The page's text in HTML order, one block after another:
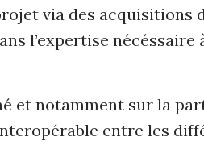
via des acquisitions
l’expertise nécéssaire
et notamment sur la
entre les